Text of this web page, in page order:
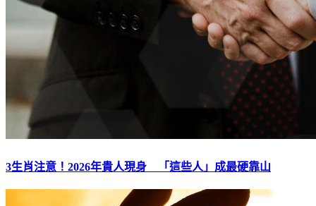
3生肖注意！2026年貴人現身 「這些人」成最硬靠山